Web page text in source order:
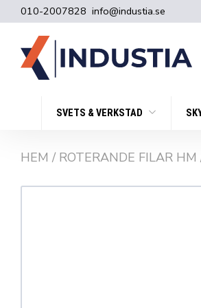
010-2007828 info@industia.se
SVETS & VERKSTAD
HEM / ROTERANDE FILAR HM